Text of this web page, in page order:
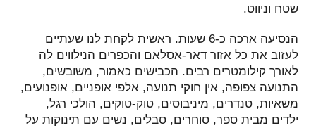
שטח וניווט.
הנסיעה ארכה כ-6 שעות. ראשית לקחת לנו שעתיים
לעזוב את כל אזור דאר-אסלאם והכפרים הנילווים לה
לאורך קילומטרים רבים. הכבישים כאמור, משובשים,
התנועה צפופה, אין חוקי תנועה, אלפי אופניים, אופנועים,
משאיות, טנדרים, מיניבוסים, טוק-טוקים, הולכי רגל,
ילדים מבית ספר, סוחרים, סבלים, נשים עם תינוקות על